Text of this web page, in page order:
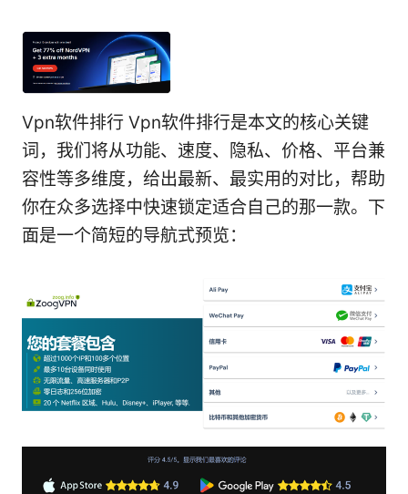
Vpn软件排行 Vpn软件排行是本文的核心关键
词，我们将从功能、速度、隐私、价格、平台兼
容性等多维度，给出最新、最实用的对比，帮助
你在众多选择中快速锁定适合自己的那一款。下
面是一个简短的导航式预览：